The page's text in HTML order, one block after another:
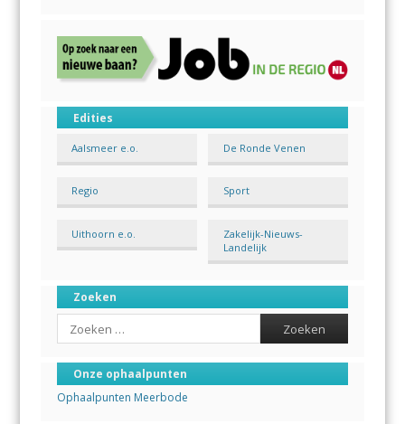
Edities
Aalsmeer e.o. De Ronde Venen
Regio Sport
Uithoorn e.o.
Zakelijk-Nieuws-
Landelijk
Zoeken
Search
Onze ophaalpunten
Ophaalpunten Meerbode